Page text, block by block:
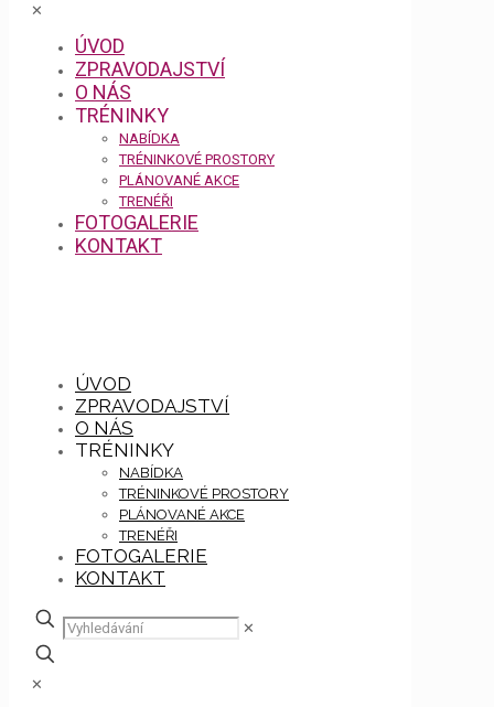
✕
ÚVOD
ZPRAVODAJSTVÍ
O NÁS
TRÉNINKY
NABÍDKA
TRÉNINKOVÉ PROSTORY
PLÁNOVANÉ AKCE
TRENÉŘI
FOTOGALERIE
KONTAKT
ÚVOD
ZPRAVODAJSTVÍ
O NÁS
TRÉNINKY
NABÍDKA
TRÉNINKOVÉ PROSTORY
PLÁNOVANÉ AKCE
TRENÉŘI
FOTOGALERIE
KONTAKT
✕
✕